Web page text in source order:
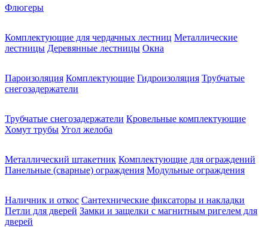
Флюгеры
Комплектующие для чердачных лестниц Металлические
лестницы Деревянные лестницы Окна
Пароизоляция Комплектующие Гидроизоляция Трубчатые
снегозадержатели
Трубчатые снегозадержатели Кровельные комплектующие
Хомут трубы Угол желоба
Металлический штакетник Комплектующие для ограждений
Панельные (сварные) ограждения Модульные ограждения
Наличник и откос Сантехнические фиксаторы и накладки
Петли для дверей Замки и защелки с магнитным ригелем для
дверей